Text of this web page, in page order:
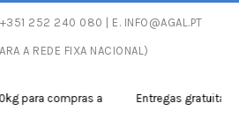
252 240 080 | E. INFO@AGAL.PT
A REDE FIXA NACIONAL)
compras a
Entregas gratuitas